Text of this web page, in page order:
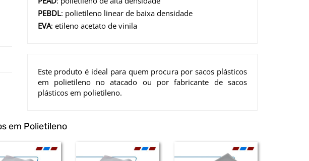
PEBDL: polietileno linear de baixa densidade
EVA: etileno acetato de vinila
Este produto é ideal para quem procura por sacos plásticos
em polietileno no atacado ou por fabricante de sacos
plásticos em polietileno.
em Polietileno